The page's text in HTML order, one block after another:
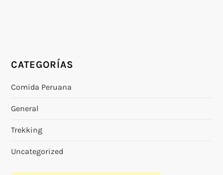
CATEGORÍAS
Comida Peruana
General
Trekking
Uncategorized